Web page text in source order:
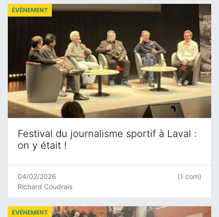
Festival du journalisme sportif à Laval :
on y était !
ÉVÉNEMENT
04/02/2026
Richard Coudrais
(1 com)
ÉVÉNEMENT